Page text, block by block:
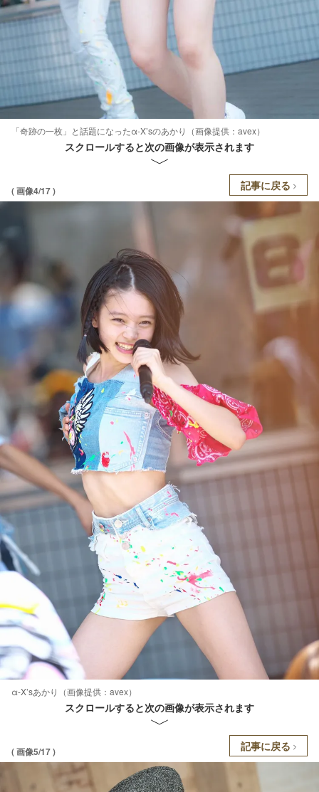
「奇跡の一枚」と話題になったα-X’sのあかり（画像提供：avex）
スクロールすると次の画像が表示されます
( 画像4/17 ) 記事に戻る
α-X’sあかり（画像提供：avex）
スクロールすると次の画像が表示されます
( 画像5/17 ) 記事に戻る